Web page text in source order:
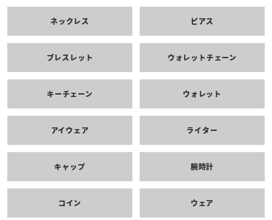
ネックレス ピアス
ブレスレット ウォレットチェーン
キーチェーン ウォレット
アイウェア ライター
キャップ 腕時計
コイン ウェア